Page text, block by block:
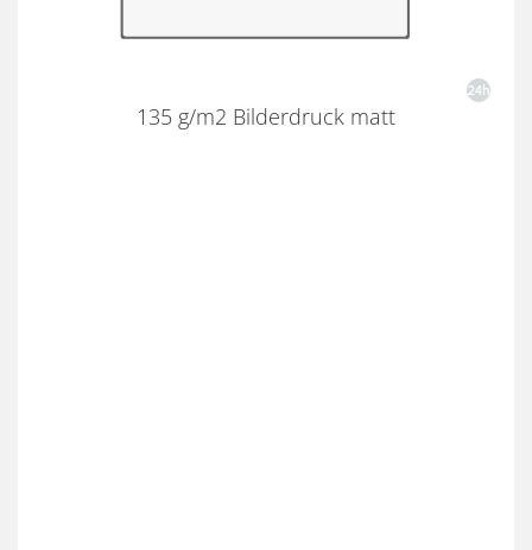
135 g/m2 Bilderdruck matt